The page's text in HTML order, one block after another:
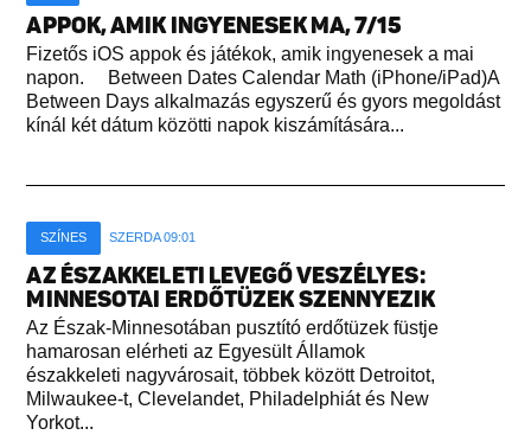
APPOK, AMIK INGYENESEK MA, 7/15
Fizetős iOS appok és játékok, amik ingyenesek a mai
napon. Between Dates Calendar Math (iPhone/iPad)A
Between Days alkalmazás egyszerű és gyors megoldást
kínál két dátum közötti napok kiszámítására...
SZÍNES SZERDA 09:01
AZ ÉSZAKKELETI LEVEGŐ VESZÉLYES:
MINNESOTAI ERDŐTÜZEK SZENNYEZIK
Az Észak-Minnesotában pusztító erdőtüzek füstje
hamarosan elérheti az Egyesült Államok
északkeleti nagyvárosait, többek között Detroitot,
Milwaukee-t, Clevelandet, Philadelphiát és New
Yorkot...